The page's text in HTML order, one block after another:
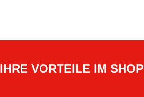
IHRE VORTEILE IM SHOP